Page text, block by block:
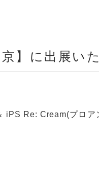
】に出展い
iPS Re: Cream(プロ